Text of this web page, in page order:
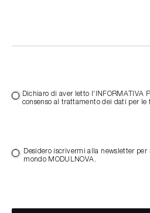
Dichiaro di aver letto l'INFORMATIVA
consenso al trattamento dei dati per le
Desidero iscrivermi alla newsletter
mondo MODULNOVA.